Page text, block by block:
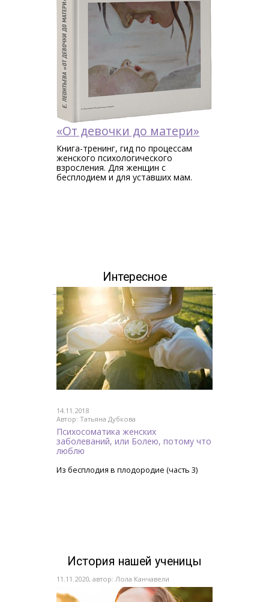
«От девочки до матери»
Книга-тренинг, гид по процессам
женского психологического
взросления. Для женщин c
бесплодием и для уставших мам.
Интересное
14.11.2018
Автор: Татьяна Дубкова
Психосоматика женских
заболеваний, или Болею, потому что
люблю
Из бесплодия в плодородие (часть 3)
История нашей ученицы
11.11.2020, автор: Лола Канчавели